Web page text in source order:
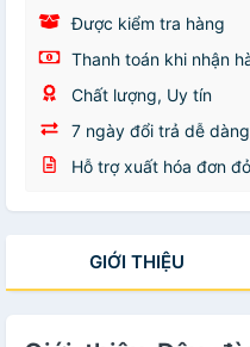
Được kiểm tra hàng
Thanh toán khi nhận
Chất lượng, Uy tín
7 ngày đổi trả dễ dàng
Hỗ trợ xuất hóa đơn đỏ
GIỚI THIỆU